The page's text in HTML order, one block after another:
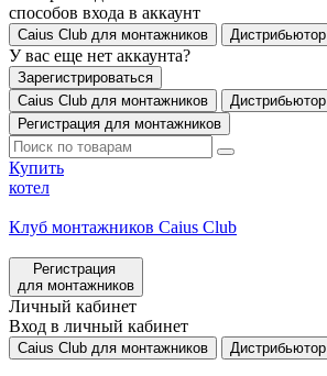
способов входа в аккаунт
Caius Club для монтажников Дистрибьютор
У вас еще нет аккаунта?
Зарегистрироваться
Caius Club для монтажников
Дистрибьютор
Регистрация для монтажников
Купить
котел
Клуб монтажников Caius Club
Регистрация
для монтажников
Личный кабинет
Вход в личный кабинет
Caius Club для монтажников Дистрибьютор